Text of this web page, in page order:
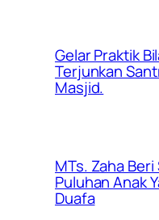
Gelar Praktik
Terjunkan
Masjid.
MTs. Zaha
Puluhan Anak
Duafa